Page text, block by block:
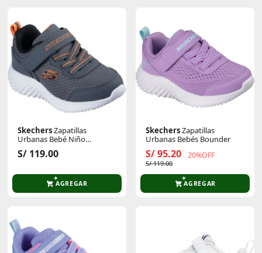
SkechersZapatillas
Urbanas Bebé Niño
Bounder
S/ 119.00
AGREGAR
SkechersZapatillas
Urbanas Bebés Bounder
S/ 95.20 20%OFF
S/ 119.00
AGREGAR